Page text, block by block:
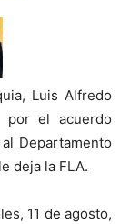
Luis Alfredo
por el acuerdo
Departamento
deja la FLA.
11 de agosto,